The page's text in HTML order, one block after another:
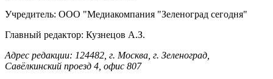
Учредитель: ООО "Медиакомпания "Зеленоград сегодня"
Главный редактор: Кузнецов А.З.
Адрес редакции: 124482, г. Москва, г. Зеленоград,
Савёлкинский проезд 4, офис 807